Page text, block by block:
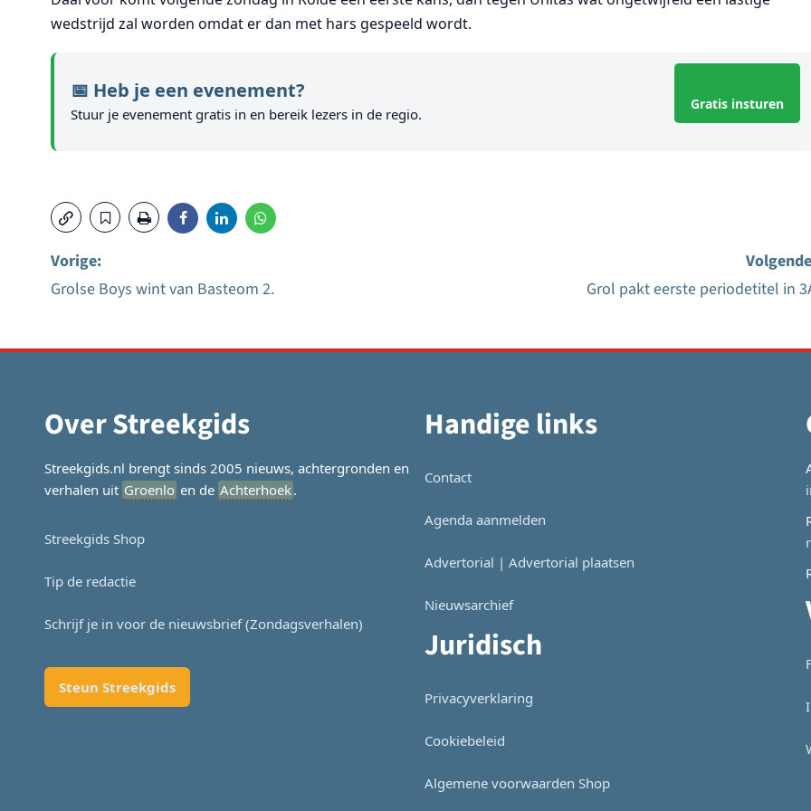
wedstrijd zal worden omdat er dan met hars gespeeld wordt.
📅 Heb je een evenement?
Stuur je evenement gratis in en bereik lezers in de regio.
Gratis insturen
Bericht
navigatie
Vorige:
Grolse Boys wint van Basteom 2.
Grol pakt eerste periodetitel in
Over Streekgids
Streekgids.nl brengt sinds 2005 nieuws, achtergronden en
verhalen uit Groenlo en de Achterhoek.
Streekgids Shop
Tip de redactie
Schrijf je in voor de nieuwsbrief (Zondagsverhalen)
Steun Streekgids
Handige links
Contact
Agenda aanmelden
Advertorial | Advertorial plaatsen
Nieuwsarchief
Juridisch
Privacyverklaring
Cookiebeleid
Algemene voorwaarden Shop